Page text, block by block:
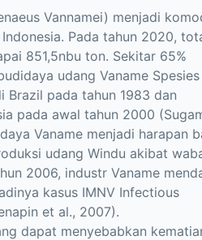
Vannamei) menjadi
Pada tahun 2020,
851,5nbu ton. Sekitar 65%
udang Vaname
Brazil pada tahun 1983 dan
pada awal tahun 2000
Vaname menjadi harapan
udang Windu akibat
2006, industr Vaname
kasus IMNV Infectious
et al., 2007).
dapat menyebabkan